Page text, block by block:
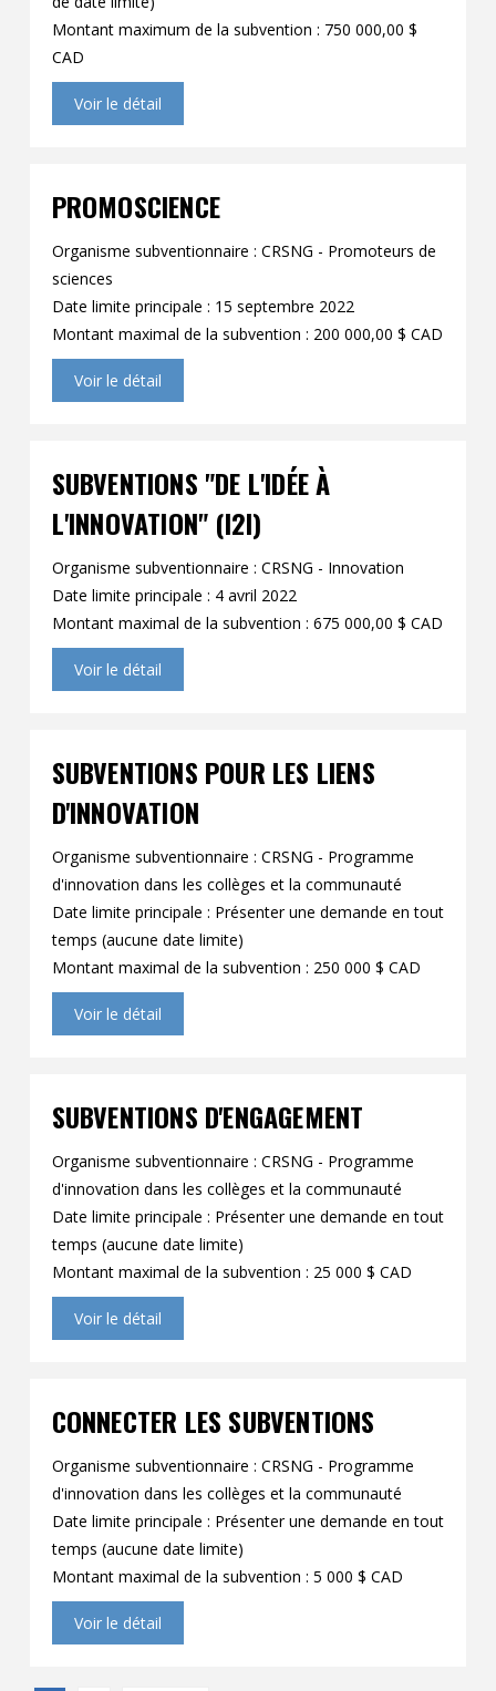
Montant maximum de la subvention : 750 000,00 $
CAD
Voir le détail
PROMOSCIENCE
Organisme subventionnaire : CRSNG - Promoteurs de
sciences
Date limite principale : 15 septembre 2022
Montant maximal de la subvention : 200 000,00 $ CAD
Voir le détail
SUBVENTIONS "DE L'IDÉE À
L'INNOVATION" (I2I)
Organisme subventionnaire : CRSNG - Innovation
Date limite principale : 4 avril 2022
Montant maximal de la subvention : 675 000,00 $ CAD
Voir le détail
SUBVENTIONS POUR LES LIENS
D'INNOVATION
Organisme subventionnaire : CRSNG - Programme
d'innovation dans les collèges et la communauté
Date limite principale : Présenter une demande en tout
temps (aucune date limite)
Montant maximal de la subvention : 250 000 $ CAD
Voir le détail
SUBVENTIONS D'ENGAGEMENT
Organisme subventionnaire : CRSNG - Programme
d'innovation dans les collèges et la communauté
Date limite principale : Présenter une demande en tout
temps (aucune date limite)
Montant maximal de la subvention : 25 000 $ CAD
Voir le détail
CONNECTER LES SUBVENTIONS
Organisme subventionnaire : CRSNG - Programme
d'innovation dans les collèges et la communauté
Date limite principale : Présenter une demande en tout
temps (aucune date limite)
Montant maximal de la subvention : 5 000 $ CAD
Voir le détail